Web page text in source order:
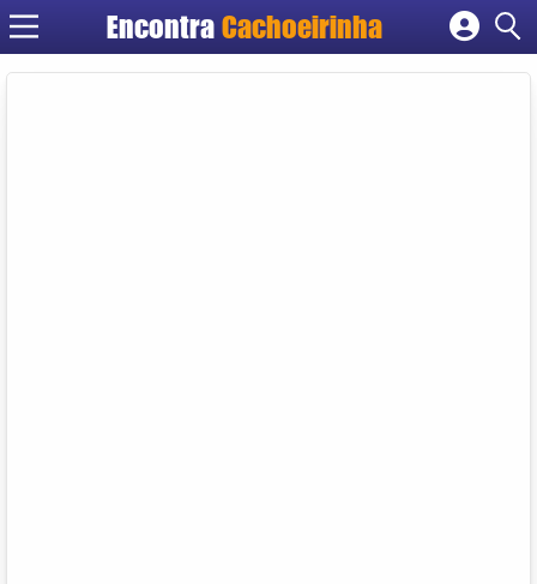
Encontra Cachoeirinha
Cadastrar empresa